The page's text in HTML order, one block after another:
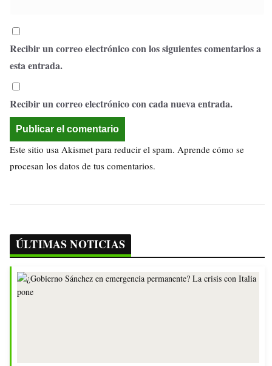
Recibir un correo electrónico con los siguientes comentarios a
esta entrada.
Recibir un correo electrónico con cada nueva entrada.
Este sitio usa Akismet para reducir el spam. Aprende cómo se
procesan los datos de tus comentarios.
ÚLTIMAS NOTICIAS